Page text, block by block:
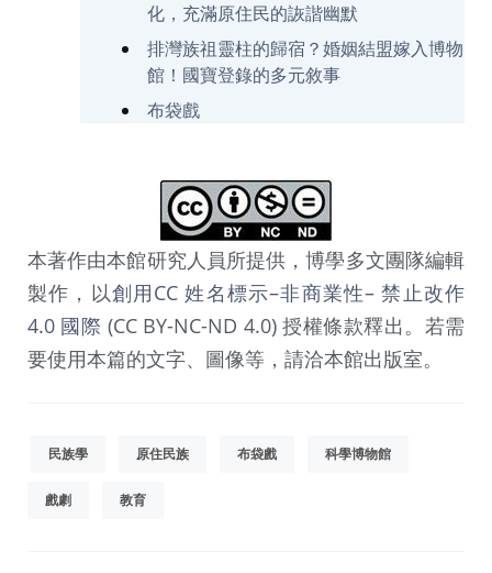
化，充滿原住民的詼諧幽默
排灣族祖靈柱的歸宿？婚姻結盟嫁入博物
館！國寶登錄的多元敘事
布袋戲
本著作由本館研究人員所提供，博學多文團隊編輯
製作，以創用CC 姓名標示–非商業性– 禁止改作
4.0 國際 (CC BY-NC-ND 4.0) 授權條款釋出。若需
要使用本篇的文字、圖像等，請洽本館出版室。
民族學 原住民族 布袋戲 科學博物館
戲劇 教育